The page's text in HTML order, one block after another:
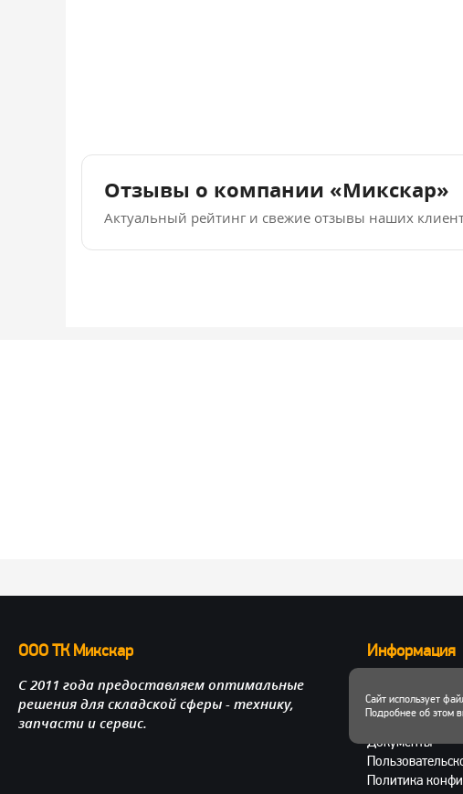
Отзывы о компании «Микскар»
Актуальный рейтинг и свежие отзывы наших
ООО ТК Микскар
С 2011 года предоставляем оптимальные
решения для складской сферы - технику,
запчасти и сервис.
Информация
Доставка и
Личный кабинет
Документы
Политика
Сайт использует
Подробнее об этом